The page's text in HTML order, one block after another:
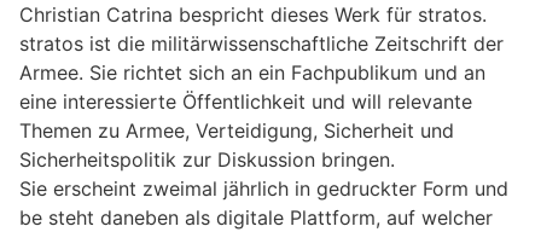
Christian Catrina bespricht dieses Werk für stratos.
stratos ist die militärwissenschaftliche Zeitschrift der
Armee. Sie richtet sich an ein Fachpublikum und an
eine interessierte Öffentlichkeit und will relevante
Themen zu Armee, Verteidigung, Sicherheit und
Sicherheitspolitik zur Diskussion bringen.
Sie erscheint zweimal jährlich in gedruckter Form und
be steht daneben als digitale Plattform, auf welcher